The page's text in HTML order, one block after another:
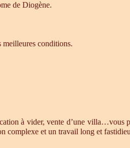
de Diogène.
meilleures conditions.
à vider, vente d’une villa…vous
complexe et un travail long et